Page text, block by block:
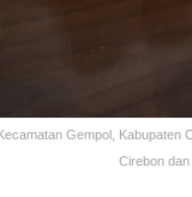
Gempol,
Cirebon